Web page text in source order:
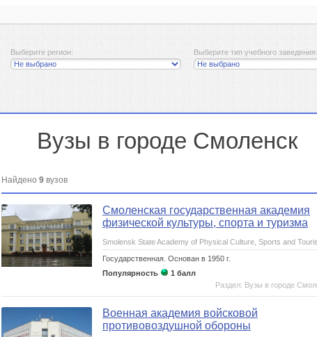
Выберите регион: Выберите тип учебного заведения:
Вузы в городе Смоленск
Найдено 9 вузов
Смоленская государственная академия
физической культуры, спорта и туризма
Smolensk State Academy of Physical Culture, Sports and
Государственная. Основан в 1950 г.
Популярность
1 балл
Раздел: Вузы в городе
Военная академия войсковой
противовоздушной обороны